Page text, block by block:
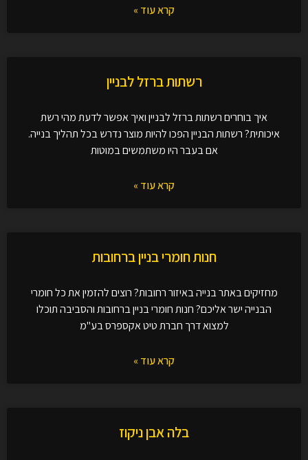
קרא עוד »
רשתות ברזל לבניין
איך בוחרים רשתות ברזל לבניין ואיך אפשר לדעת מהי רשת
איכותית? רשתות הבניין הפכו להיות מוצר נדרש בכל תהליך בנייה.
אם בעבר היו משתמשים במוטות
קרא עוד »
חנות חומרי בניין ברחובות
מחזיקים באתר בנייה באיזור רחובות? רוצים להזמין את כל חומרי
הבנייה ישר אליכם? חנות חומרי בניין ברחובות והסביבה תוכלו
למצוא דרך חברת טיט אקספרס בע"מ
קרא עוד »
בלה אבן ניקוז